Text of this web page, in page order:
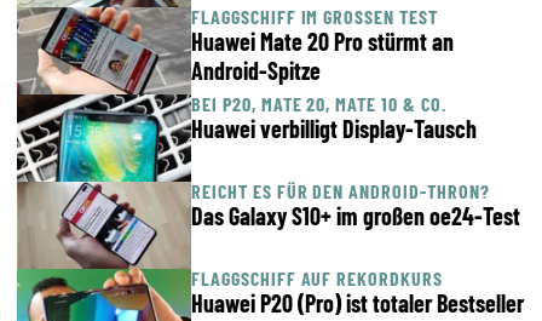
FLAGGSCHIFF IM GROSSEN TEST
Huawei Mate 20 Pro stürmt an
Android-Spitze
BEI P20, MATE 20, MATE 10 & CO.
Huawei verbilligt Display-Tausch
REICHT ES FÜR DEN ANDROID-THRON?
Das Galaxy S10+ im großen oe24-Test
FLAGGSCHIFF AUF REKORDKURS
Huawei P20 (Pro) ist totaler Bestseller